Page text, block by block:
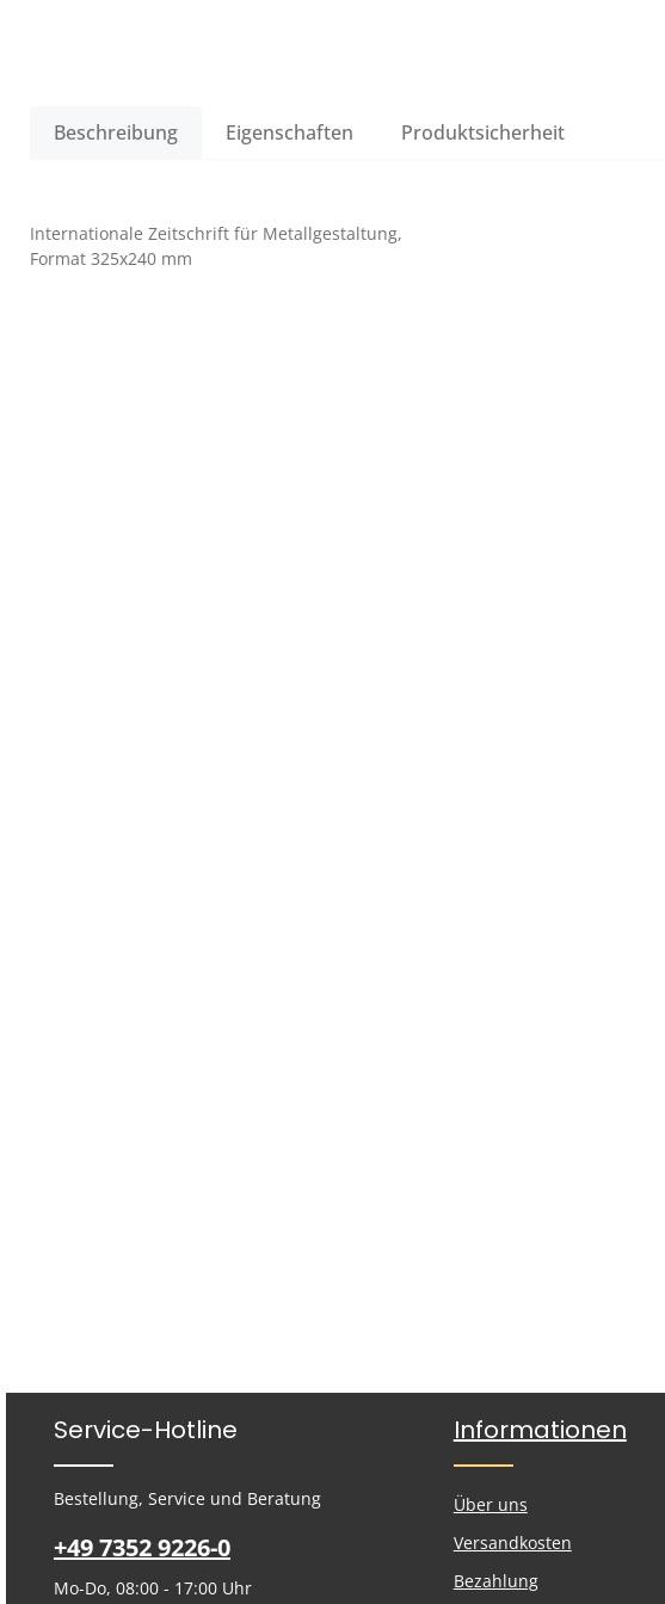
Beschreibung Eigenschaften Produktsicherheit
Internationale Zeitschrift für Metallgestaltung,
Format 325x240 mm
Service-Hotline
Bestellung, Service und Beratung
+49 7352 9226-0
Mo-Do, 08:00 - 17:00 Uhr
Informationen
Über uns
Versandkosten
Bezahlung